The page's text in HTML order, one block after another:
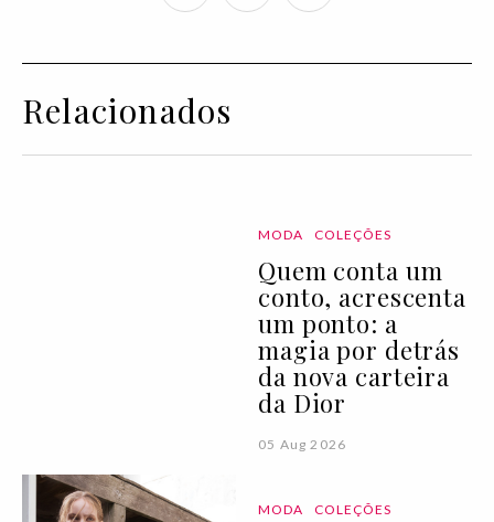
Relacionados
MODA COLEÇÕES
Quem conta um
conto, acrescenta
um ponto: a
magia por detrás
da nova carteira
da Dior
05 Aug 2026
MODA COLEÇÕES